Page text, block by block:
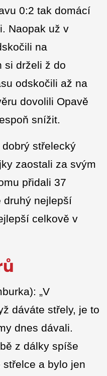
0:2 tak domácí
Naopak už v
na
si drželi ž do
odskočili až na
dovolili Opavě
snížit.
střelecký
zaostali za svým
přidali 37
druhý nejlepší
celkově v
„V
dáváte střely, je to
dnes dávali.
z dálky spíše
a bylo jen